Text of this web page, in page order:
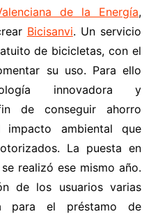
de la Energía,
Bicisanvi. Un servicio
de bicicletas, con el
su uso. Para ello
innovadora y
de conseguir ahorro
ambiental que
La puesta en
realizó ese mismo año.
de los usuarios varias
para el préstamo de